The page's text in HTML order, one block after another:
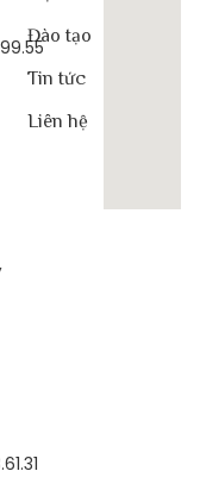
Đào tạo
Tin tức
Liên hệ